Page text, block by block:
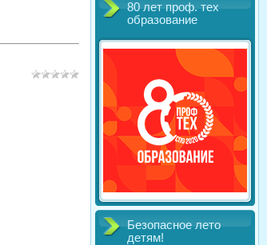
80 лет проф. тех
образование
Безопасное лето
детям!